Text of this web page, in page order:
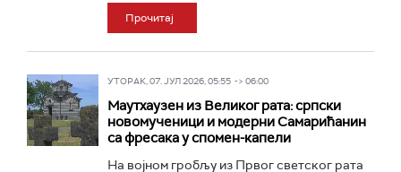
Прочитај
УТОРАК, 07. ЈУЛ 2026, 05:55 -> 06:00
Маутхаузен из Великог рата: српски
новомученици и модерни Самарићанин
са фресака у спомен-капели
На војном гробљу из Првог светског рата